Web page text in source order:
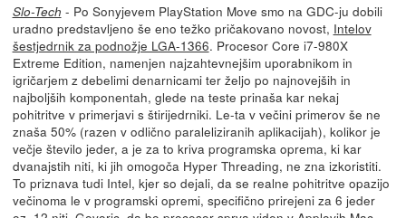
Slo-Tech - Po Sonyjevem PlayStation Move smo na GDC-ju dobili
uradno predstavljeno še eno težko pričakovano novost, Intelov
šestjedrnik za podnožje LGA-1366. Procesor Core i7-980X
Extreme Edition, namenjen najzahtevnejšim uporabnikom in
igričarjem z debelimi denarnicami ter željo po najnovejših in
najboljših komponentah, glede na teste prinaša kar nekaj
pohitritve v primerjavi s štirijedrniki. Le-ta v večini primerov še ne
znaša 50% (razen v odlično paraleliziranih aplikacijah), kolikor je
večje število jeder, a je za to kriva programska oprema, ki kar
dvanajstih niti, ki jih omogoča Hyper Threading, ne zna izkoristiti.
To priznava tudi Intel, kjer so dejali, da se realne pohitritve opazijo
večinoma le v programski opremi, specifično prirejeni za 6 jeder